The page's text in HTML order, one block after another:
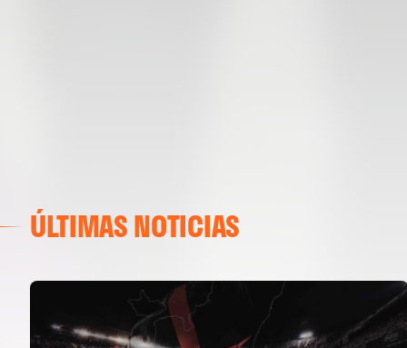
ÚLTIMAS NOTICIAS